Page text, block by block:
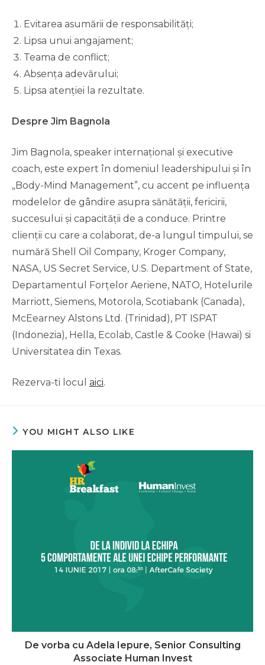
Evitarea asumării de responsabilități;
Lipsa unui angajament;
Teama de conflict;
Absența adevărului;
Lipsa atenției la rezultate.
Despre Jim Bagnola
Jim Bagnola, speaker internațional și executive
coach, este expert în domeniul leadershipului și în
„Body-Mind Management”, cu accent pe influența
modelelor de gândire asupra sănătății, fericirii,
succesului și capacității de a conduce. Printre
clienții cu care a colaborat, de-a lungul timpului, se
numără Shell Oil Company, Kroger Company,
NASA, US Secret Service, U.S. Department of State,
Departamentul Forțelor Aeriene, NATO, Hotelurile
Marriott, Siemens, Motorola, Scotiabank (Canada),
McEearney Alstons Ltd. (Trinidad), PT ISPAT
(Indonezia), Hella, Ecolab, Castle & Cooke (Hawai) si
Universitatea din Texas.
Rezerva-ti locul aici.
YOU MIGHT ALSO LIKE
De vorba cu Adela Iepure, Senior Consulting
Associate Human Invest